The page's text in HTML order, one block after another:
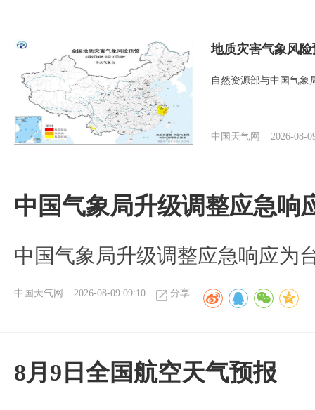
地质灾害气象风
自然资源部与中国气象
中国天气网 2026-08-
中国气象局升级调整应急响
中国气象局升级调整应急响应为
中国天气网 2026-08-09 09:10 分享
8月9日全国航空天气预报